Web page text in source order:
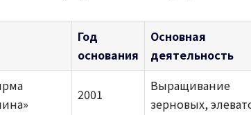
Год
основания
Основная
деятельность
2001
Выращивание
зерновых,